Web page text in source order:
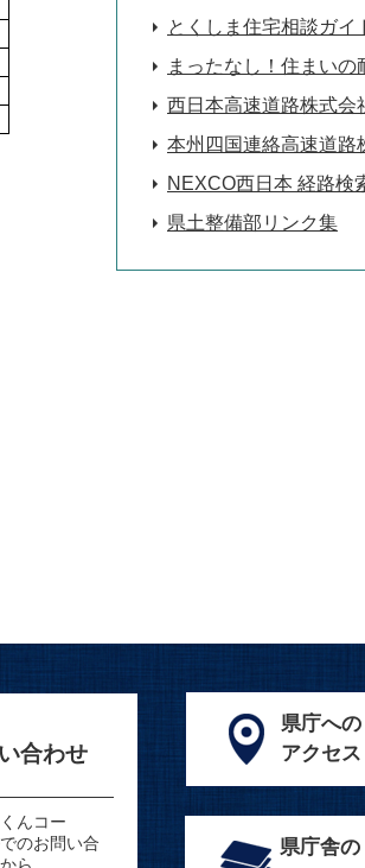
とくしま住宅相談ガイ
まったなし！住まいの
西日本高速道路株式会
本州四国連絡高速道路
NEXCO西日本 経路検
県土整備部リンク集
合わせ
んコー
のお問い合
県庁への
アクセス
県庁舎の